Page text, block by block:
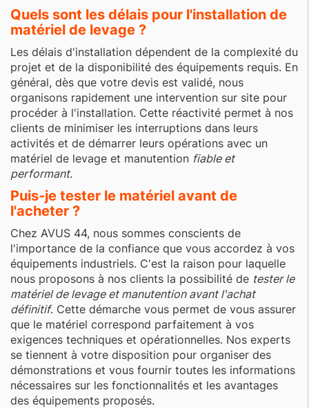
Quels sont les délais pour l'installation de
matériel de levage ?
Les délais d'installation dépendent de la complexité du
projet et de la disponibilité des équipements requis. En
général, dès que votre devis est validé, nous
organisons rapidement une intervention sur site pour
procéder à l'installation. Cette réactivité permet à nos
clients de minimiser les interruptions dans leurs
activités et de démarrer leurs opérations avec un
matériel de levage et manutention fiable et
performant.
Puis-je tester le matériel avant de
l'acheter ?
Chez AVUS 44, nous sommes conscients de
l'importance de la confiance que vous accordez à vos
équipements industriels. C'est la raison pour laquelle
nous proposons à nos clients la possibilité de tester le
matériel de levage et manutention avant l'achat
définitif. Cette démarche vous permet de vous assurer
que le matériel correspond parfaitement à vos
exigences techniques et opérationnelles. Nos experts
se tiennent à votre disposition pour organiser des
démonstrations et vous fournir toutes les informations
nécessaires sur les fonctionnalités et les avantages
des équipements proposés.